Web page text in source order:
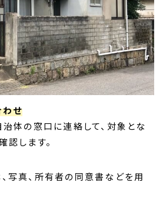
せ
治体の窓口に連絡して、対象とな
認します。
写真、所有者の同意書などを用